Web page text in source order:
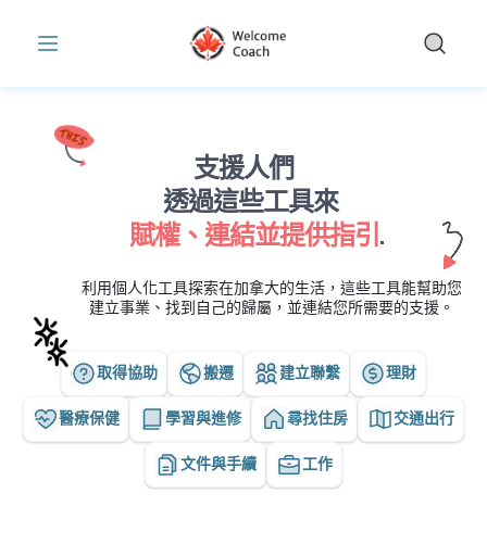
支援人們
透過這些工具來
賦權、連結並提供指引 .
利用個人化工具探索在加拿大的生活，這些工具能幫助您
建立事業、找到自己的歸屬，並連結您所需要的支援。
取得協助 搬遷 建立聯繫 理財
醫療保健 學習與進修 尋找住房 交通出行
文件與手續 工作